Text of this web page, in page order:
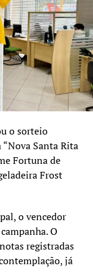
Moacir
um espaço
semestre e
anos.
é
e
o sorteio
Santa Rita
Fortuna de
Frost
o vencedor
O
registradas
já